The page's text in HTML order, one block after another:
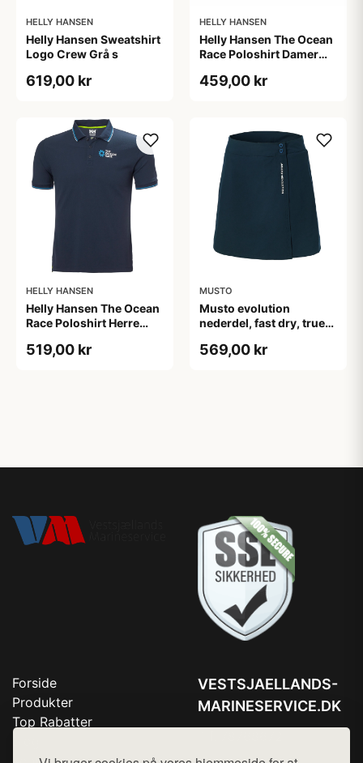
HELLY HANSEN
Helly Hansen Sweatshirt
Logo Crew Grå s
619,00 kr
HELLY HANSEN
Helly Hansen The Ocean
Race Poloshirt Damer
459,00 kr
HELLY HANSEN
Helly Hansen The Ocean
Race Poloshirt Herre
519,00 kr
MUSTO
Musto evolution
nederdel, fast dry, true
569,00 kr
Forside
Produkter
Top Rabatter
VESTSJAELLANDS-
MARINESERVICE.DK